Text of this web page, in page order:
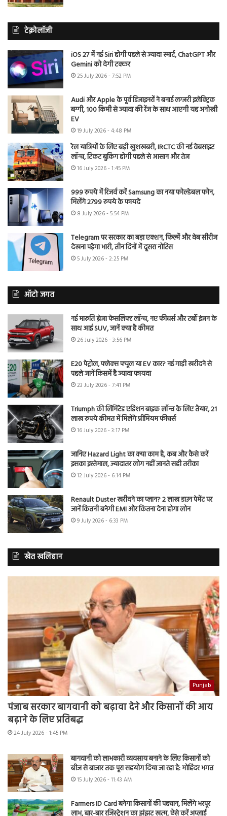
टेक्नोलॉजी
iOS 27 में नई Siri होगी पहले से ज्यादा स्मार्ट, ChatGPT और
Gemini को देगी टक्कर
25 July 2026 - 7:52 PM
Audi और Apple के पूर्व डिजाइनरों ने बनाई लग्जरी इलेक्ट्रिक
बग्गी, 100 किमी से ज्यादा की रेंज के साथ आएगी यह अनोखी
EV
19 July 2026 - 4:48 PM
रेल यात्रियों के लिए बड़ी खुशखबरी, IRCTC की नई वेबसाइट
लॉन्च, टिकट बुकिंग होगी पहले से आसान और तेज
16 July 2026 - 1:45 PM
999 रुपये में रिजर्व करें Samsung का नया फोल्डेबल फोन,
मिलेंगे 2799 रुपये के फायदे
8 July 2026 - 5:54 PM
Telegram पर सरकार का बड़ा एक्शन, फिल्में और वेब सीरीज
देखना पड़ेगा भारी, तीन दिनों में दूसरा नोटिस
5 July 2026 - 2:25 PM
ऑटो जगत
नई मारुति ब्रेजा फेसलिफ्ट लॉन्च, नए फीचर्स और टर्बो इंजन के
साथ आई SUV, जानें क्या है कीमत
26 July 2026 - 3:56 PM
E20 पेट्रोल, फ्लेक्स फ्यूल या EV कार? नई गाड़ी खरीदने से
पहले जानें किसमें है ज्यादा फायदा
23 July 2026 - 7:41 PM
Triumph की लिमिटेड एडिशन बाइक लॉन्च के लिए तैयार, 21
लाख रुपये कीमत में मिलेंगे प्रीमियम फीचर्स
16 July 2026 - 3:17 PM
जानिए Hazard Light का क्या काम है, कब और कैसे करें
इसका इस्तेमाल, ज्यादातर लोग नहीं जानते सही तरीका
12 July 2026 - 6:14 PM
Renault Duster खरीदने का प्लान? 2 लाख डाउन पेमेंट पर
जानें कितनी बनेगी EMI और कितना देना होगा लोन
9 July 2026 - 6:33 PM
खेत खलिहान
Punjab
पंजाब सरकार बागवानी को बढ़ावा देने और किसानों की आय
बढ़ाने के लिए प्रतिबद्ध
24 July 2026 - 1:45 PM
बागवानी को लाभकारी व्यवसाय बनाने के लिए किसानों को
बीज से बाजार तक पूरा सहयोग दिया जा रहा है: मोहिंदर भगत
15 July 2026 - 11:43 AM
Farmers ID Card बनेगा किसानों की पहचान, मिलेंगे भरपूर
लाभ, बार-बार रजिस्ट्रेशन का झंझट खत्म, ऐसे करें अप्लाई